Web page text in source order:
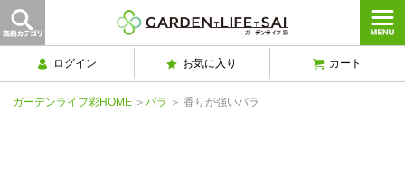
ログイン お気に入り カート
ガーデンライフ彩HOME ＞ バラ ＞ 香りが強いバラ